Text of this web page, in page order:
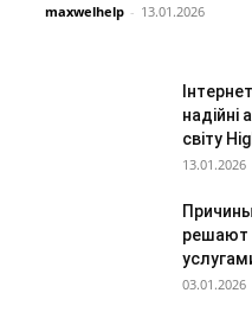
maxwelhelp - 13.01.2026
надійні
світу
13.01.2026
решают
03.01.2026